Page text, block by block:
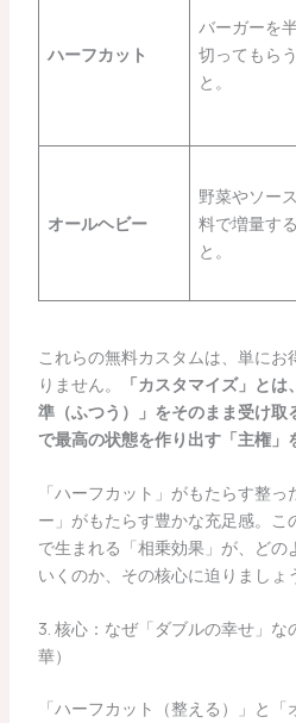
ハーフカット
バーガーを
切ってもら
と。
オールヘビー
野菜やソー
料で増量す
と。
これらの無料カスタムは、単に
りません。
「カスタマイズ」と
準（ふつう）」をそのまま受け取
で最高の状態を作り出す「主権」
「ハーフカット」がもたらす整
ー」がもたらす豊かな充足感。こ
で生まれる「相乗効果」が、どの
いくのか、その核心に迫りましょ
3. 核心：なぜ「ダブルの幸せ」
華）
「ハーフカット（整える）」と「